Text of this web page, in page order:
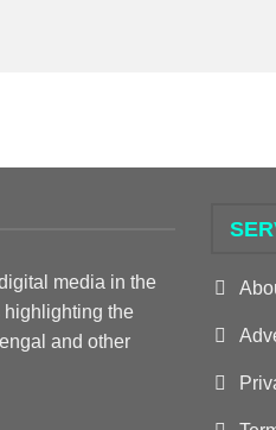
media in the
the
and other